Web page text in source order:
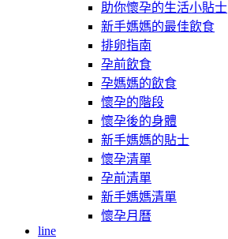
助你懷孕的生活小貼士
新手媽媽的最佳飲食
排卵指南
孕前飲食
孕媽媽的飲食
懷孕的階段
懷孕後的身體
新手媽媽的貼士
懷孕清單
孕前清單
新手媽媽清單
懷孕月曆
line